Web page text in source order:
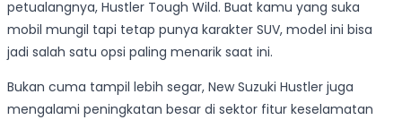
petualangnya, Hustler Tough Wild. Buat kamu yang suka
mobil mungil tapi tetap punya karakter SUV, model ini bisa
jadi salah satu opsi paling menarik saat ini.
Bukan cuma tampil lebih segar, New Suzuki Hustler juga
mengalami peningkatan besar di sektor fitur keselamatan